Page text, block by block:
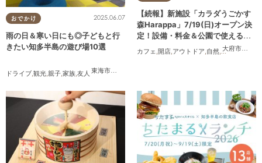
おでかけ
東海市
,大府市
2025.06.07
雨の日＆寒い日にも◎子どもと行
きたい知多半島の遊び場10選
ドライブ,観光,親子,家族,友人
大府市東浦
【続報】新施設「カラダうごかす
森Harappa」7/19(日)オープン決
定！設備・料金＆公園で使えるレ
ンタルアイテムも登場
カフェ,開店,アウトドア,自然,まちネタ,